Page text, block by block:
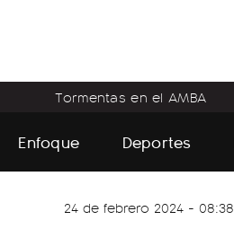
Tormentas en el AMBA
Enfoque Deportes
24 de febrero 2024 - 08:38